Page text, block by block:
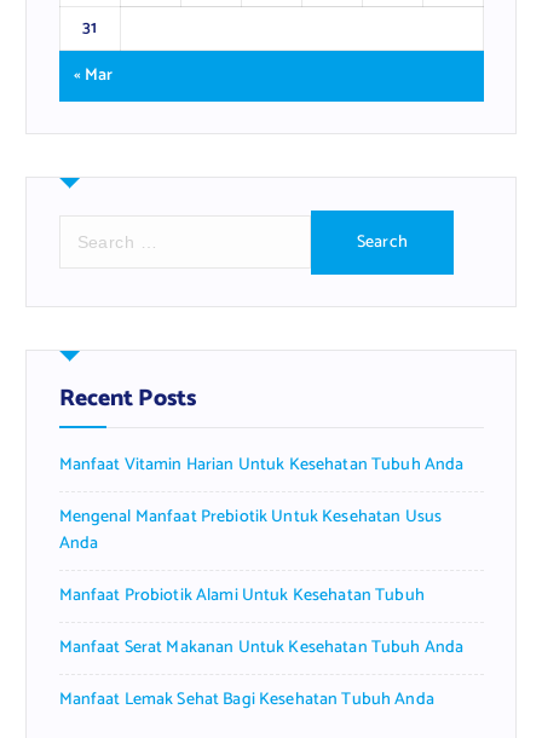
31
« Mar
r
h
f
o
:
Recent Posts
Manfaat Vitamin Harian Untuk Kesehatan Tubuh Anda
Mengenal Manfaat Prebiotik Untuk Kesehatan Usus
Anda
Manfaat Probiotik Alami Untuk Kesehatan Tubuh
Manfaat Serat Makanan Untuk Kesehatan Tubuh Anda
Manfaat Lemak Sehat Bagi Kesehatan Tubuh Anda